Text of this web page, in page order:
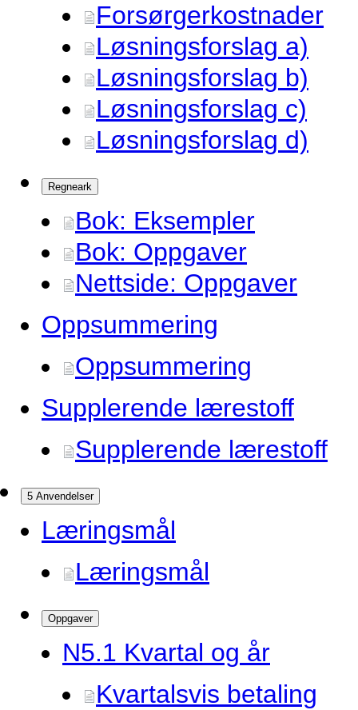
Forsørgerkostnader
Løsningsforslag a)
Løsningsforslag b)
Løsningsforslag c)
Løsningsforslag d)
Regneark
Bok: Eksempler
Bok: Oppgaver
Nettside: Oppgaver
Oppsummering
Oppsummering
Supplerende lærestoff
Supplerende lærestoff
5 Anvendelser
Læringsmål
Læringsmål
Oppgaver
N5.1 Kvartal og år
Kvartalsvis betaling